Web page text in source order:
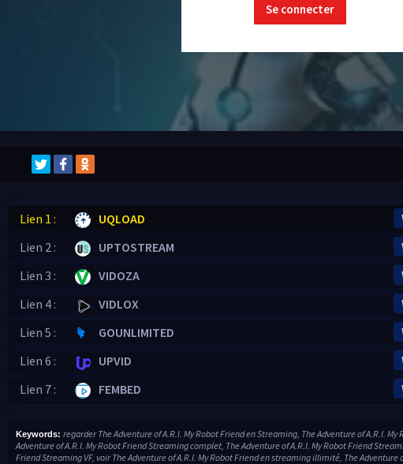
Se connecter
Lien 1 : UQLOAD
Lien 2 :
UPTOSTREAM
Lien 3 :
VIDOZA
Lien 4 :
VIDLOX
Lien 5 :
GOUNLIMITED
Lien 6 :
UPVID
Lien 7 :
FEMBED
Keywords: regarder The Adventure of A.R.I. My Robot Friend en Streaming, The Adventure of A.R.I.
Adventure of A.R.I. My Robot Friend Streaming complet, The Adventure of A.R.I. My Robot Friend
Friend Streaming VF, voir The Adventure of A.R.I. My Robot Friend en streaming illimité, The